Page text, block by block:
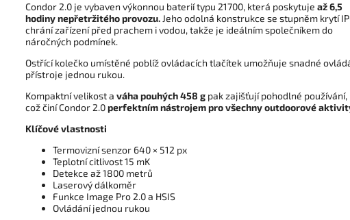
Condor 2.0 je vybaven výkonnou baterií typu 21700, která poskytuje až 6,5
hodiny nepřetržitého provozu. Jeho odolná konstrukce se stupněm krytí
chrání zařízení před prachem i vodou, takže je ideálním společníkem do
náročných podmínek.
Ostřící kolečko umístěné poblíž ovládacích tlačítek umožňuje snadné
přístroje jednou rukou.
Kompaktní velikost a váha pouhých 458 g pak zajišťují pohodlné používání,
což činí Condor 2.0perfektním nástrojem pro všechny outdoorové
Klíčové vlastnosti
Termovizní senzor 640 × 512 px
Teplotní citlivost 15 mK
Detekce až 1800 metrů
Laserový dálkoměr
Funkce Image Pro 2.0 a HSIS
Ovládání jednou rukou